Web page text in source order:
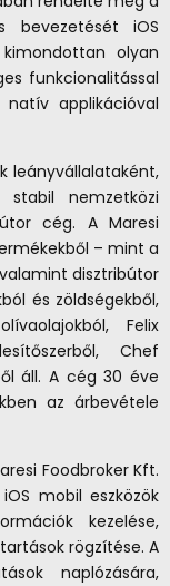
bevezetését iOS
olyan
funkcionalitással
applikációval
leányvállalataként,
stabil nemzetközi
cég. A Maresi
– mint a
disztribútor
és zöldségekből,
Felix
Chef
áll. A cég 30 éve
az árbevétele
Foodbroker Kft.
mobil eszközök
kezelése,
rögzítése. A
naplózására,